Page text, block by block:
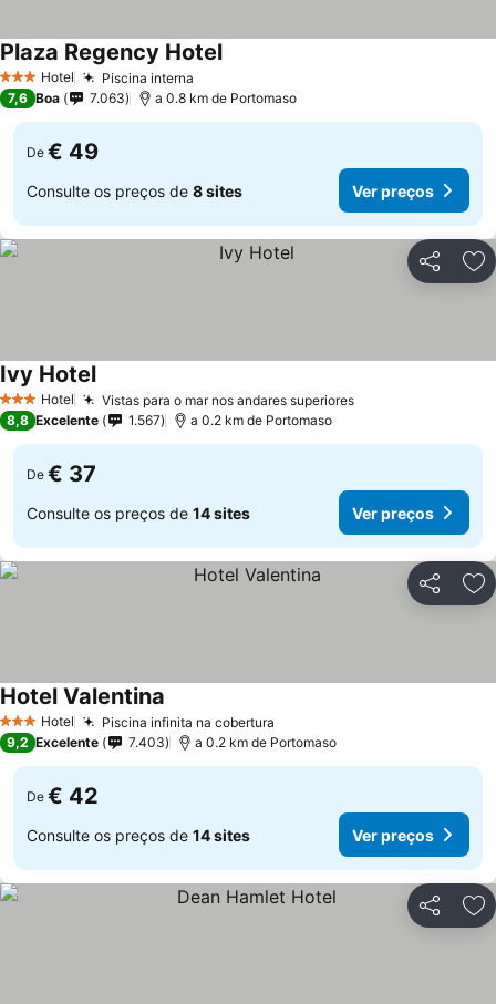
3 EstrelasHotel Piscina interna
Plaza Regency HotelVer preços
7,6 Boa 7.063 a 0.8 km de Portomaso
De € 49
Consulte os preços de 8 sites Ver preços
Partilhar
3 EstrelasHotel Vistas para o mar nos andares superioresVer preços
Ivy HotelVer preços
8,8 Excelente 1.567 a 0.2 km de Portomaso
De € 37
Consulte os preços de 14 sites Ver preços
Partilhar
3 EstrelasHotel Piscina infinita na cobertura
Hotel Valentina
9,2 Excelente 7.403 a 0.2 km de Portomaso
De € 42
Consulte os preços de 14 sites Ver preços
Partilhar